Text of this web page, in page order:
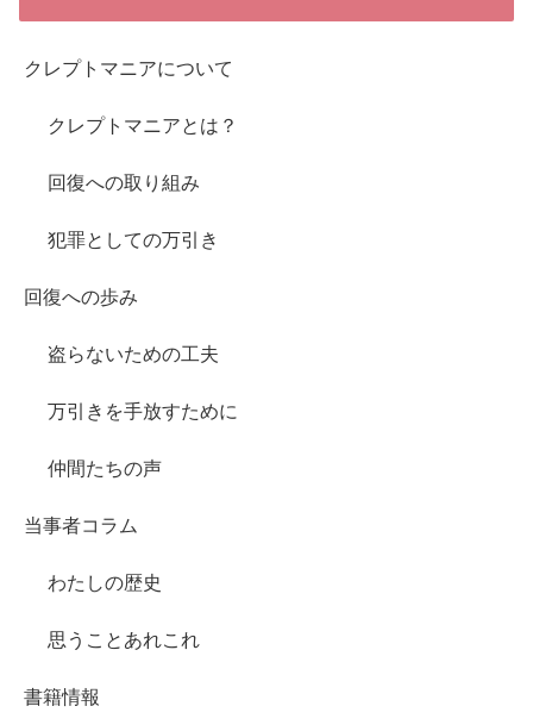
クレプトマニアについて
クレプトマニアとは？
回復への取り組み
犯罪としての万引き
回復への歩み
盗らないための工夫
万引きを手放すために
仲間たちの声
当事者コラム
わたしの歴史
思うことあれこれ
書籍情報